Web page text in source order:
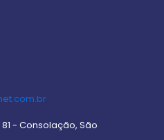
81 - Consolação, São